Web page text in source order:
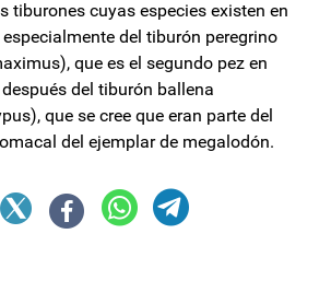
tiburones cuyas especies existen en
especialmente del tiburón peregrino
que es el segundo pez en
del tiburón ballena
que se cree que eran parte del
del ejemplar de megalodón.